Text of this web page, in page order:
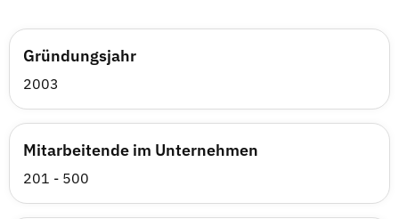
Gründungsjahr
2003
Mitarbeitende im Unternehmen
201 - 500